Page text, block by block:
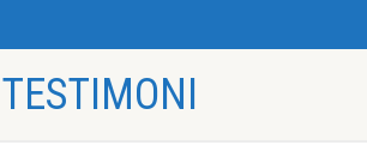
TESTIMONI